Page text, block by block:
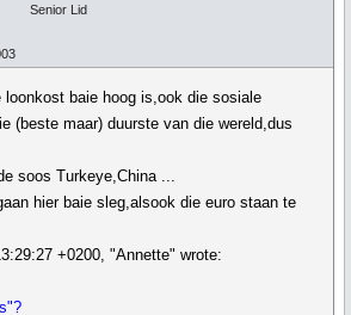
Senior Lid
loonkost baie hoog is,ook die sosiale
(beste maar) duurste van die wereld,dus
soos Turkeye,China ...
hier baie sleg,alsook die euro staan te
+0200, "Annette" wrote: